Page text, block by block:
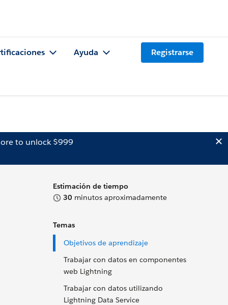
Ayuda Registrarse
to unlock $999
Estimación de tiempo
30 minutos aproximadamente
Temas
Objetivos de aprendizaje
Trabajar con datos en componentes
web Lightning
Trabajar con datos utilizando
Lightning Data Service